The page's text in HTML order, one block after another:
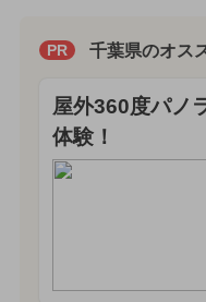
PR 千葉県のオス
屋外360度パノ
体験！